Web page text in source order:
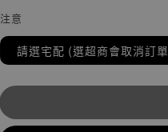
注意
請選宅配 (選超商會取消訂